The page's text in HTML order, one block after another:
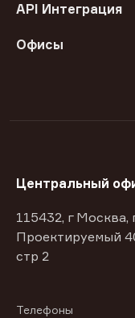
API Интеграция
Офисы
Центральный
115432, г Москва,
Проектируемый
стр 2
Телефоны